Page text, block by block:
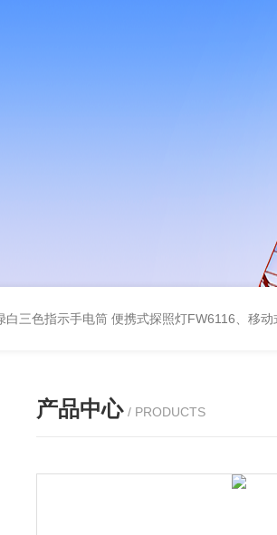
白三色指示手电筒 便携式探照灯FW6116、移
产品中心 / PRODUCTS